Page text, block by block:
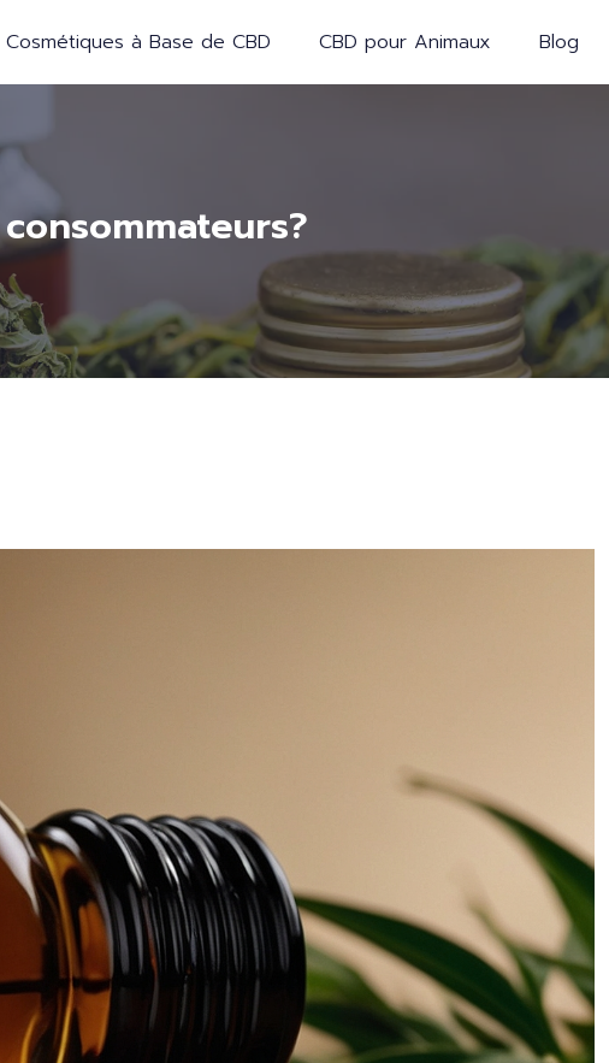
Cosmétiques à Base de CBD CBD pour Animaux Blog